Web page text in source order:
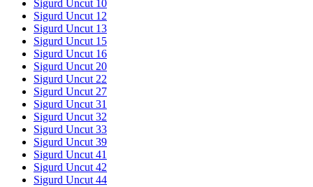
Sigurd Uncut 10
Sigurd Uncut 12
Sigurd Uncut 13
Sigurd Uncut 15
Sigurd Uncut 16
Sigurd Uncut 20
Sigurd Uncut 22
Sigurd Uncut 27
Sigurd Uncut 31
Sigurd Uncut 32
Sigurd Uncut 33
Sigurd Uncut 39
Sigurd Uncut 41
Sigurd Uncut 42
Sigurd Uncut 44